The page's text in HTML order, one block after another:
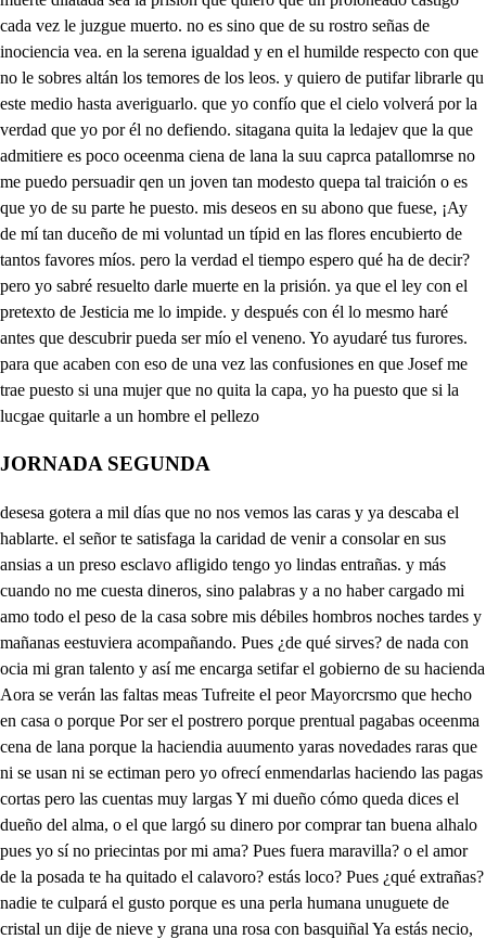
JORNADA SEGUNDA
desesa gotera a mil días que no nos vemos las caras y ya descaba el hablarte. el señor te satisfaga la caridad de venir a consolar en sus ansias a un preso esclavo afligido tengo yo lindas entrañas. y más cuando no me cuesta dineros, sino palabras y a no haber cargado mi amo todo el peso de la casa sobre mis débiles hombros noches tardes y mañanas eestuviera acompañando. Pues ¿de qué sirves? de nada con ocia mi gran talento y así me encarga setifar el gobierno de su hacienda Aora se verán las faltas meas Tufreite el peor Mayorcrsmo que hecho en casa o porque Por ser el postrero porque prentual pagabas oceenma cena de lana porque la haciendia auumento yaras novedades raras que ni se usan ni se ectiman pero yo ofrecí enmendarlas haciendo las pagas cortas pero las cuentas muy largas Y mi dueño cómo queda dices el dueño del alma, o el que largó su dinero por comprar tan buena alhalo pues yo sí no priecintas por mi ama? Pues fuera maravilla? o el amor de la posada te ha quitado el calavoro? estás loco? Pues ¿qué extrañas? nadie te culpará el gusto porque es una perla humana unuguete de cristal un dije de nieve y grana una rosa con basquiñal Ya estás necio, calla. Pues si te dijera yo que la he visto por tu causa llover y hacer sol a un tiempo a cántaros y tinalas como mañana de Marzo ya tempestaél y ya calma. De conversación mudemos. Para qué son pataratas Bien puedes de mi fiarte que la diré si lo mandas. todo lo que tú quisieres por escrito o de palabra que para esto de recados tengo gracia gratislata además que una gotera se desliza como es blanda y a la sombra de una vela se introduce en cualquier sala Viven los cielos traidor, qé malicias tan villanas castigue en ti, y que dos es amigos. Qué descompasa Tú vos y tu acción? Qué errita tu modestia? habiendo los dos llegado que de sus manos me escapano Deríale que conmigo viniese esta tarde a caza y dije que está ocupado te burlas de su desgraria. antes yo por diverrirle lo hacía y de esto le agravia Venid, señor, pusifar conmigo donde en la alta torre quedeis encerrado como su majestad manda. ¿Qué es esto? Pero, señor, Esto es Josefh de la humana fortuna el voltario juego ayer mi esclavo te hallabas y hoy tu compañero soy ocuenma ciena de lana en esta prisión carazas Y aun con menos libertad que tú, pues ya ves y hablas a otros. mas yo he de estar donde ni aun del sol vea la cara por la sospecha de aquel veneno, aunque es falsa que no han de vicer de conpemo a quien putífar le llaman. Sabe el cielo lo que siento vuestra pena, porque es arta en quien padece inocente qué hará quie darte esperaba la muerte lencando en ti su infeliz pública infamia y hoy al disimulo ve precisada su desgracia. por librar antes su vida. Venid, pues que le me encarga no habléis con nadie Pues vamos. que temores me acompañan sos o mundo, al señor y al siervo qué presto que los igualas Pues Josef los dos venimos a ti como a quien la fama de interpretador de sueños celebra Muy linda gracia pues por ellos empozado se vio y esclavo se halla. Y puesto que corro sabes por una acusación falsa Yo yosirís que del Rey ocuena cena de lana cuicabamos en la casa el del vino y yo del pan sin que favores nos valgan presos estamos. os piedad que solo debo a mi airada suerte puesto que mis penas con vuestro alivio descansan. Pues yo ahora rendido al sueño como en la idea retrata aquellas mismas esperies que son discursos del alma en la operación del aya. me pareció que encontraba en la amenidad de un valle la hermosa pompa lezana de unavid de cuyo hombroso fértil dosel de esmeralda pendiente el dorado fruto Yo con mi mano llegaba del superior racimo exprime el líquido ámbar en una copa de oro de suerte que sin que nada des perdiciase a mi rey se leserví, cuya rara fortuna, fuera de mí me trae de goro a un soñada la fortuna fu de quien el vino bebió sin agua. pues yo al contrario soñe en especies más infaustas que del floreado pan que dispuse se amastara para la mesa del Rey tres canastillos llevaba pero saliendo al camino funesto tropel de alada ayaras, nocturnas tves con los picos y las garras tal presa hicieron en él que en su blancura levada en breve, apenas dejarón reliquias de sus migalas con que cuando en la real mía le cres lograr vianda vi que del viento y las aves en ser desperdicio para. Mucho fue que no señase con langosta y con cizaña con que no llueve en abril luego en jario no escampa a aguareros y granizos que son todas las cucañas en que un pañadero piensa para que suba la carga Válgame el cielo, Qué campo descubre en tan encontrado oposición el discurso en pan aquí ruina tanta allí tanto lagro en vino. a aumento, aquí de Cgracia de algúún sacramento en sombras Sin duda el misterio anda aculto pues vida imente en pan y vino señala delecad como absorto la duda no nos desatas nos trae a ti. inderiso al escucharla. entre pesar y placer elige mi confiaroza por no decir lo que aflige el ocultar lo que al haca Quién solicito tener? la noticia ya arretada a cualquier suerte su vida tiene, y así, en qué reparas? Pues tú que el puro licor recoliste en limpiatara. libre de tu actesación volverás hoy a la gracia del Rey sirviendo a su mesa tú que con tan poca guarda. cuces y vientos el pan dejaste que te lobarán. de vientos y pues despolo serás, pues justificada tu culpa, hoy en un cadallo has de morir. Calabazas. El alegría pa el temor que tu anuncio pan tu amenaza loscausa en mi pecho upena Yo a darte gracias rendido mi acción porque no vaya Yo a vengar en ti mi saña odeventar en ti mol de candar diciendo verdad Ven aquí lo que se saca que esté ni aun gracias le da Si este le da no es gracia. ¡Ahde la obscura mansión, del calaccezo Allí. quien con órdenes del Rey viene de esta triste estancia, a sacaros a los dos. si bien a suertes tan varias que es a ti para el suplirio y a ti a tu cargo y tua dle del Tú ven adonde te aguanda la jistipia, y tú, pues tiene la salida y puerta franca usa de tu libertad. mi culpa es la que me arrato mi inociencia es que me libro Y así, pues anticipada te debo aquesta noticia Mira qué quieres que hacá? Jos lo que tú por ti que otro hiciese deseabas Ya ves cuan penosa es al que inocente se halla la prisión, y pues al ley hoy vuelves a servir. cogo. tú conoieras mis ruegos y cuán condolida el alma se aparta de ti; mas yo te doy fe mano y palabra de volver presto por ti ss Pues en esa confianiza oadiós Yo voy también a la plaza que de ver un ganadero colgado tengo gran gana. Airada, Estrella enemiga. que en mí no solo avasallas la vida, si no es también lo que es másvensible al alma que es el honor, pues padece imputado de la mancha más fea que en los delitos no es solo culpa, es infamia pues de deslecal de ingrato y impuro todos me tratan ¿Qué quieres de mí! dsí sale de que ya que mi cólera no alcanza a triunfar de las virtudes qe victoriosas te ensabzan logre en tu persecución todo el furor de mi rabia. pues cada intante acreciente aquellas dedas pasadas de temer que en ti le escondes lbras de luces más alta pues cuando que tus hermano vendido, esclavo a ser pasa en desconocida forma? cuando alena culpa pagas en esta prisión y en ellas también te encuentran misas entre uno que se condena y otro a quien los cielos salva no sé, no sé qué discurra pero a mis astucias nada suspendan, hasta que vea el triunfo le tu censtana Pero ¡ay de mí, que entre todas las fatigas que contrastan Mi pecho es la mayor delo que abra dicho la inhumana envidia de mis hermanos a mi padre de mi falta, encubrírsela no pueden que en lo mucho que me ama era ininstante de ausencia de dolor edades largas. sólo el consuelo que tengo es que venlancin quedaba hijo también delaquel como yo, y aun de sus raras perfecciones viva copia. en que sé alivien pus lanas quien supiera, pues, si am al pesar o con qué traza disculparon su delito Yo haré que porque se añada pena apena en tu tormento de tu idea las fantasmas tomen aparentes formas pues quien en dedaaa en quien mires abultadas las realidades que buscas. Mas ¿qué es lo que por mí pasa parece que perturbados los sentidos a la instancia de lvehemente aprehensión oyen y ven con extraña fantasía lo que piensan Mas ¿quién en dudas batalla las esperies que discurre no es la primer vez que engañan y pues a mi gusto mienten quiero creer que jurara que en los bosques de cancam mi padre y Benlamín andan En mí busca. Y haeces bien puesto que ya echa la salba De qué miras le que piensas? verás cuanto deseaba. qué mal, hijo venla mies cuidados de amor descansar. desde dembié a los efto a ver si algo les faltaba de sus hermanos estoy impariente en tu tarclanza. que dliré yo que a los epto quiero con fineza tanta como al fin de raquel hijos no al dolor añadas memonias de mi laquel sino por sí es que adelanta la vista el gozo de verle aguda a mi edad cansada a subir aquel líbaro Para que si ya nos sacan del cuidado Simeón hablan los dos a luven y Judas que salan len los hermanos con zabielón leces traen el manto de rub. fuerza es también muy extraña, querer que yo sea quien le desnueva tan infacsta tú ae de ser que yo mayor tenderán vuven tues palabras más prudencia al concolarle hijos, cuando ya aceisaba vuestra detención mi amor llegáis con tan tristes pausas donde queda mi Josef Decid que no os acompaña que os ha enmudecido, todos lloráis, ninguno me habla Decid, ¿qué es esto? ya que de apurarnos tratas. y el lauio en vano articula para explicar pena tanta. más letórica, aunque muda Oye otra voz. tristes ansias que me amenazáis? conores esta vestidura? aguarda. que ésta es de Josefí. pues sabe que cuando a vernos pasaba el valle de Clotaín. salió de lte enmaranada maleza una horrible fiera la más sañuda de cuantas con aborto de sus grutas. y entre sus dientes y garras, le despedaro cruel. devero tirana. que apenas de su cadáver reliquias ensangrentadas dejo entre esa mal desecha vestidura Calla, calla Aguda flecha que es tu vor e aloncada arento que el corazón me trae pasa. ¡Ay Josef del alma mía, ¿Cómo vivo yo si el falta? Funestas, tristes impuras prendas por m